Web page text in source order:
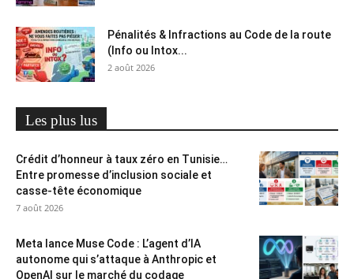
Pénalités & Infractions au Code de la route
(Info ou Intox...
2 août 2026
Les plus lus
Crédit d’honneur à taux zéro en Tunisie…
Entre promesse d’inclusion sociale et
casse-tête économique
7 août 2026
Meta lance Muse Code : L’agent d’IA
autonome qui s’attaque à Anthropic et
OpenAI sur le marché du codage